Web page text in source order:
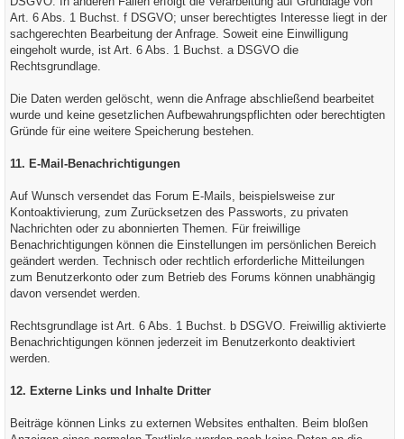
Art. 6 Abs. 1 Buchst. f DSGVO; unser berechtigtes Interesse liegt in der
sachgerechten Bearbeitung der Anfrage. Soweit eine Einwilligung
eingeholt wurde, ist Art. 6 Abs. 1 Buchst. a DSGVO die
Rechtsgrundlage.
Die Daten werden gelöscht, wenn die Anfrage abschließend bearbeitet
wurde und keine gesetzlichen Aufbewahrungspflichten oder berechtigten
Gründe für eine weitere Speicherung bestehen.
11. E-Mail-Benachrichtigungen
Auf Wunsch versendet das Forum E-Mails, beispielsweise zur
Kontoaktivierung, zum Zurücksetzen des Passworts, zu privaten
Nachrichten oder zu abonnierten Themen. Für freiwillige
Benachrichtigungen können die Einstellungen im persönlichen Bereich
geändert werden. Technisch oder rechtlich erforderliche Mitteilungen
zum Benutzerkonto oder zum Betrieb des Forums können unabhängig
davon versendet werden.
Rechtsgrundlage ist Art. 6 Abs. 1 Buchst. b DSGVO. Freiwillig aktivierte
Benachrichtigungen können jederzeit im Benutzerkonto deaktiviert
werden.
12. Externe Links und Inhalte Dritter
Beiträge können Links zu externen Websites enthalten. Beim bloßen